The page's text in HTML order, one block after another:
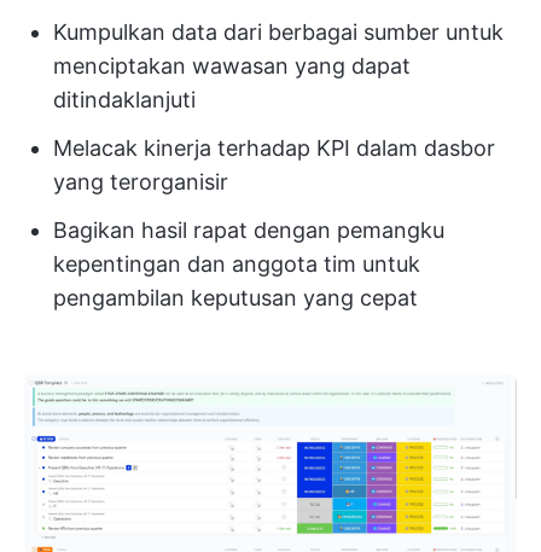
Kumpulkan data dari berbagai sumber untuk
menciptakan wawasan yang dapat
ditindaklanjuti
Melacak kinerja terhadap KPI dalam dasbor
yang terorganisir
Bagikan hasil rapat dengan pemangku
kepentingan dan anggota tim untuk
pengambilan keputusan yang cepat